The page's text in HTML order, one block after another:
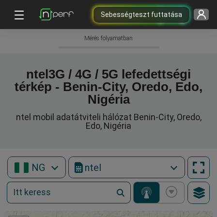
Sebességteszt futtatása
Mérés folyamatban
ntel3G / 4G / 5G lefedettségi
térkép - Benin-City, Oredo, Edo,
Nigéria
ntel mobil adatátviteli hálózat Benin-City, Oredo,
Edo, Nigéria
NG ntel